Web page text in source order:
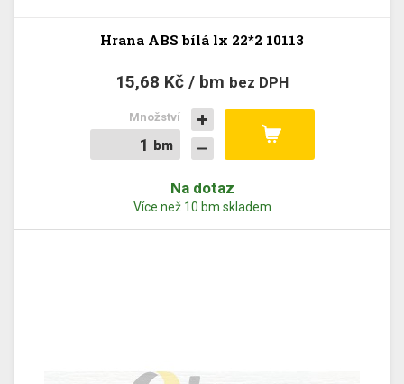
Hrana ABS bílá lx 22*2 10113
15,68 Kč / bm bez DPH
bm
bm
Množství
Na dotaz
Více než 10 bm skladem